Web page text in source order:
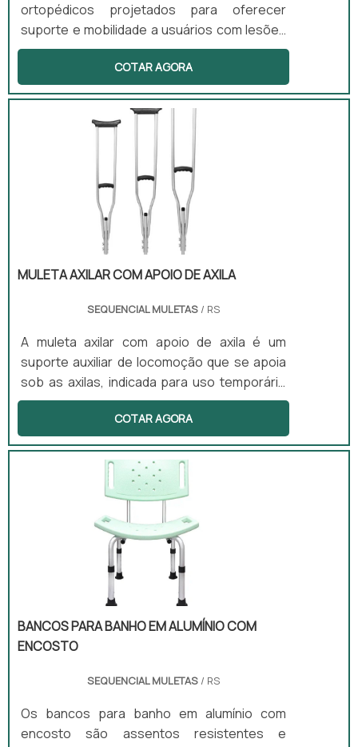
ortopédicos projetados para oferecer
suporte e mobilidade a usuários com lesões
ou deficiências permanentes. Este modelo
específico possui apoio de antebraço, o que
proporciona maior conforto e estabilidade
durante o uso. Além disso, são leves,
anatômicas e ajustáveis, tornando-as ideais
para uso prolongado, permitindo que os
usuários se movimentem com mais liberdade
e segurança.
COTAR AGORA
MULETA AXILAR COM APOIO DE AXILA
SEQUENCIAL MULETAS/ RS
A muleta axilar com apoio de axila é um
suporte auxiliar de locomoção que se apoia
sob as axilas, indicada para uso temporário
em casos de lesão. Este equipamento
oferece estabilidade e reduz a carga nos
membros inferiores, sendo ajustável em
altura e com apoio acolchoado, o que
proporciona maior conforto ao usuário. É
ideal para uso ambulatorial e domiciliar,
permitindo que pessoas com dificuldades de
locomoção possam se mover com mais
COTAR AGORA
BANCOS PARA BANHO EM ALUMÍNIO COM
ENCOSTO
SEQUENCIAL MULETAS/ RS
Os bancos para banho em alumínio com
encosto são assentos resistentes e